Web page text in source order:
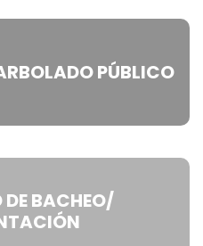
PÚBLICO
BACHEO/